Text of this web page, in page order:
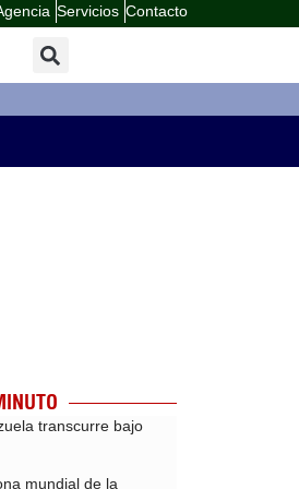
Servicios Contacto
transcurre bajo
mundial de la